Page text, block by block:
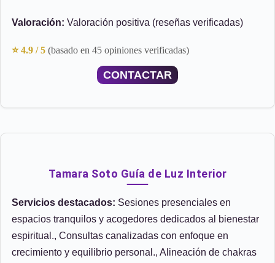
Valoración: Valoración positiva (reseñas verificadas)
⭐ 4.9 / 5 (basado en 45 opiniones verificadas)
CONTACTAR
Tamara Soto Guía de Luz Interior
Servicios destacados: Sesiones presenciales en
espacios tranquilos y acogedores dedicados al bienestar
espiritual., Consultas canalizadas con enfoque en
crecimiento y equilibrio personal., Alineación de chakras